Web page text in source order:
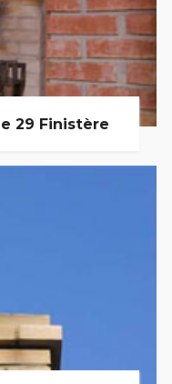
29 Finistère